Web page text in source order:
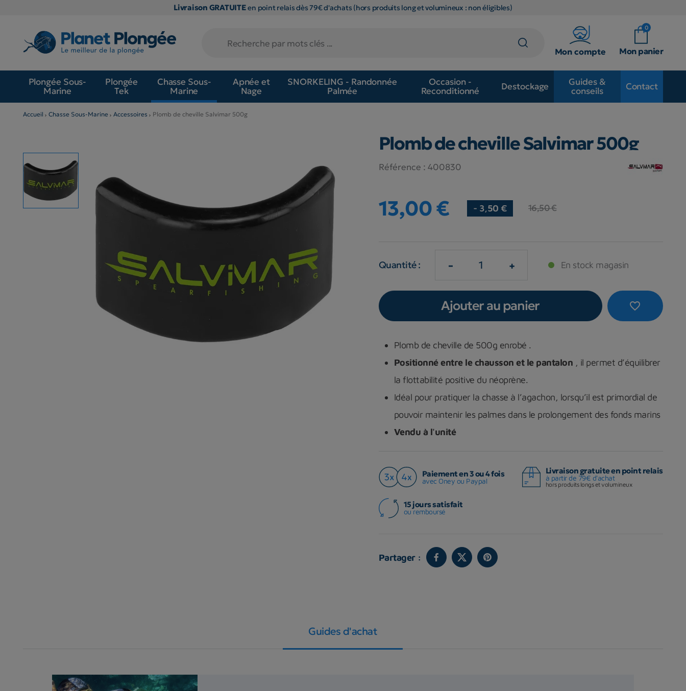
Livraison GRATUITEen point relais dès 79€ d'achats (hors produits long et volumineux : non éligibles)
Mon compte
0
Mon panier
Plongée Sous-
Marine
Plongée
Tek
Chasse Sous-
Marine
Apnée et
Nage
SNORKELING - Randonnée
Palmée
Occasion -
Reconditionné
Destockage
Guides &
conseils
Contact
Accueil Chasse Sous-Marine Accessoires Plomb de cheville Salvimar 500g
Plomb de cheville Salvimar 500g
Référence : 400830
13,00 € - 3,50 € 16,50 €
Quantité : - + En stock magasin
favorite_border
Ajouter au panier
Plomb de cheville de 500g enrobé .
Positionné entre le chausson et le pantalon , il permet d’équilibrer
la flottabilité positive du néoprène.
Idéal pour pratiquer la chasse à l’agachon, lorsqu’il est primordial de
pouvoir maintenir les palmes dans le prolongement des fonds marins
Vendu à l'unité
Paiement en 3 ou 4 fois
avec Oney ou Paypal
Livraison gratuite en point relais
à partir de 79€ d'achat
hors produits longs et volumineux
15 jours satisfait
ou remboursé
Partager :
Guides d'achat